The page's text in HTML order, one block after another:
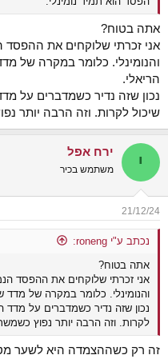
אתה בטוח?
והנומינלי. כלומר במקרה של
הריאלי.
נכון שזה נדיר כשמדברים על
שיכול לקרות. וזה הרבה יותר
י ירח אפל
משתמש בכיר
21/12/24
נכתב ע"י roneng:
אתה בטוח?
והנומינלי. כלומר במקרה של
נכון שזה נדיר כשמדברים על מדד
לקרות. וזה הרבה יותר נפוץ
זה רק כשההצמדה היא לשער